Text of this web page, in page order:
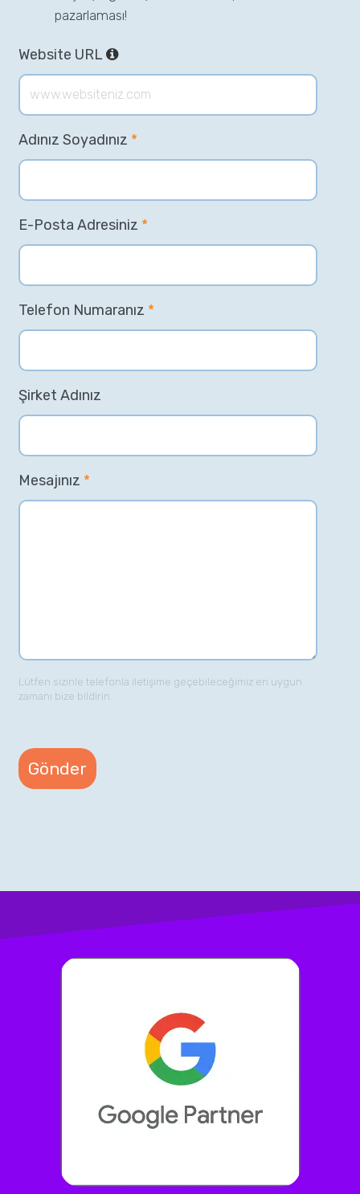
pazarlaması!
Website URL
Adınız Soyadınız *
E-Posta Adresiniz *
Telefon Numaranız *
Şirket Adınız
Mesajınız *
Lütfen sizinle telefonla iletişime geçebileceğimiz en uygun
zamanı bize bildirin.